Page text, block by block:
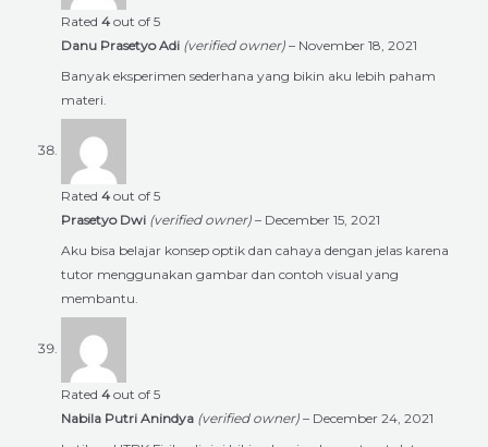
Rated 4 out of 5
Danu Prasetyo Adi (verified owner) – November 18, 2021
Banyak eksperimen sederhana yang bikin aku lebih paham
materi.
Rated 4 out of 5
Prasetyo Dwi (verified owner) – December 15, 2021
Aku bisa belajar konsep optik dan cahaya dengan jelas karena
tutor menggunakan gambar dan contoh visual yang
membantu.
Rated 4 out of 5
Nabila Putri Anindya (verified owner) – December 24, 2021